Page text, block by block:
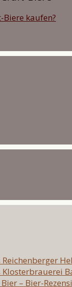
Biere kaufen?
Klosterbrauerei
– Bier-